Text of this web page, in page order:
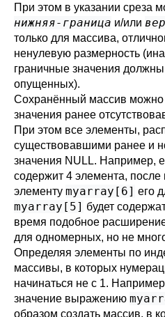
При этом в указании среза
нижняя-граница и/или
только для массива,
ненулевую размерность
граничные значения
опущенных).
Сохранённый массив можно
значения ранее
При этом все элементы,
существовавшими ранее и
значения NULL. Например,
содержит 4 элемента,
элементу myarray[6] его
myarray[5] будет
время подобное
для одномерных, но не
Определяя элементы по
массивы, в которых
начинаться не с 1.
значение выражению
образом создать массив, в